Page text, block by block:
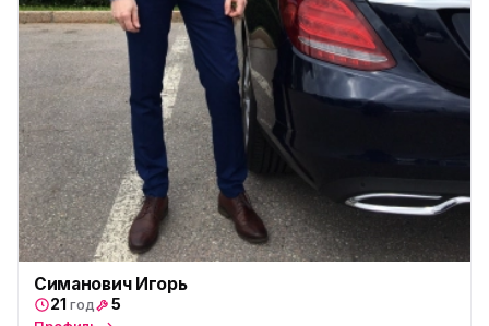
Симанович Игорь
21 год 5